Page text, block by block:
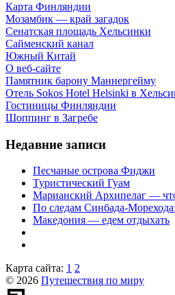
Карта Финляндии
Мозамбик — край загадок
Сенатская площадь Хельсинки
Сайменский канал
Южный Китай
О веб-сайте
Памятник барону Маннергейму
Отель Sokos Hotel Helsinki в
Гостиницы Финляндии
Шоппинг в Загребе
Недавние записи
Песчаные острова Фиджи
Туристический Гуам
Марианский Архипелаг —
По следам Синбада-
Македония — едем отдыхать
Карта сайта: 1 2
© 2026 Путешествия по миру